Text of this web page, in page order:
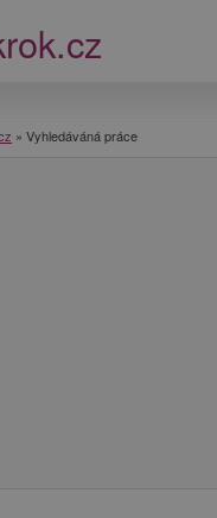
» Vyhledáváná práce